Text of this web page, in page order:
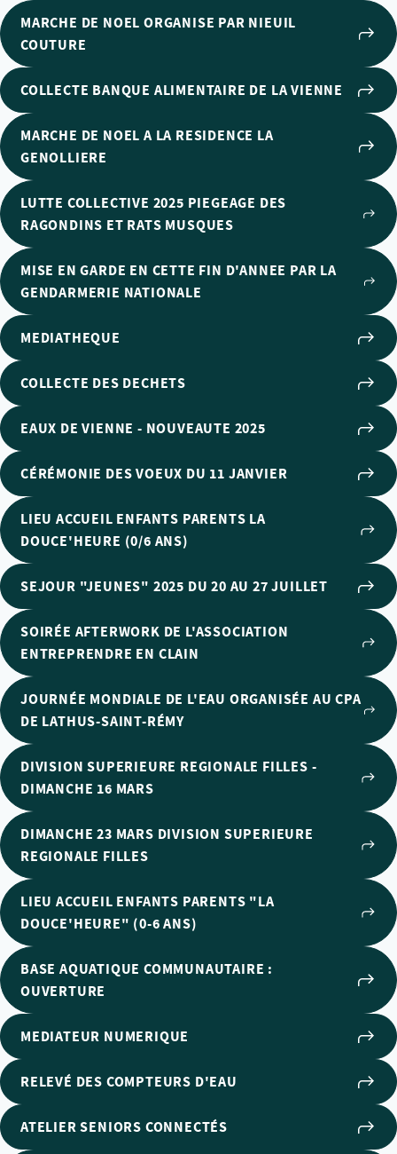
MARCHE DE NOEL ORGANISE PAR NIEUIL
COUTURE
COLLECTE BANQUE ALIMENTAIRE DE LA VIENNE
MARCHE DE NOEL A LA RESIDENCE LA
GENOLLIERE
LUTTE COLLECTIVE 2025 PIEGEAGE DES
RAGONDINS ET RATS MUSQUES
MISE EN GARDE EN CETTE FIN D'ANNEE PAR LA
GENDARMERIE NATIONALE
MEDIATHEQUE
COLLECTE DES DECHETS
EAUX DE VIENNE - NOUVEAUTE 2025
CÉRÉMONIE DES VOEUX DU 11 JANVIER
LIEU ACCUEIL ENFANTS PARENTS LA
DOUCE'HEURE (0/6 ANS)
SEJOUR "JEUNES" 2025 DU 20 AU 27 JUILLET
SOIRÉE AFTERWORK DE L'ASSOCIATION
ENTREPRENDRE EN CLAIN
JOURNÉE MONDIALE DE L'EAU ORGANISÉE AU CPA
DE LATHUS-SAINT-RÉMY
DIVISION SUPERIEURE REGIONALE FILLES -
DIMANCHE 16 MARS
DIMANCHE 23 MARS DIVISION SUPERIEURE
REGIONALE FILLES
LIEU ACCUEIL ENFANTS PARENTS "LA
DOUCE'HEURE" (0-6 ANS)
BASE AQUATIQUE COMMUNAUTAIRE :
OUVERTURE
MEDIATEUR NUMERIQUE
RELEVÉ DES COMPTEURS D'EAU
ATELIER SENIORS CONNECTÉS